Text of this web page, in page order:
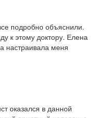
подробно объяснили.
к этому доктору. Елена
настраивала меня
оказался в данной